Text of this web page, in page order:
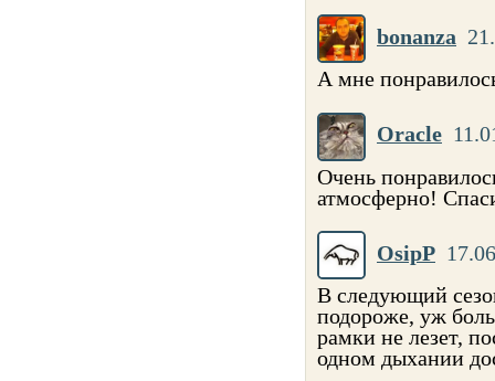
bonanza
А мне
Oracle
Очень
атмосферно!
OsipP
В следующий
подороже, уж
рамки не лезет,
одном дыхании